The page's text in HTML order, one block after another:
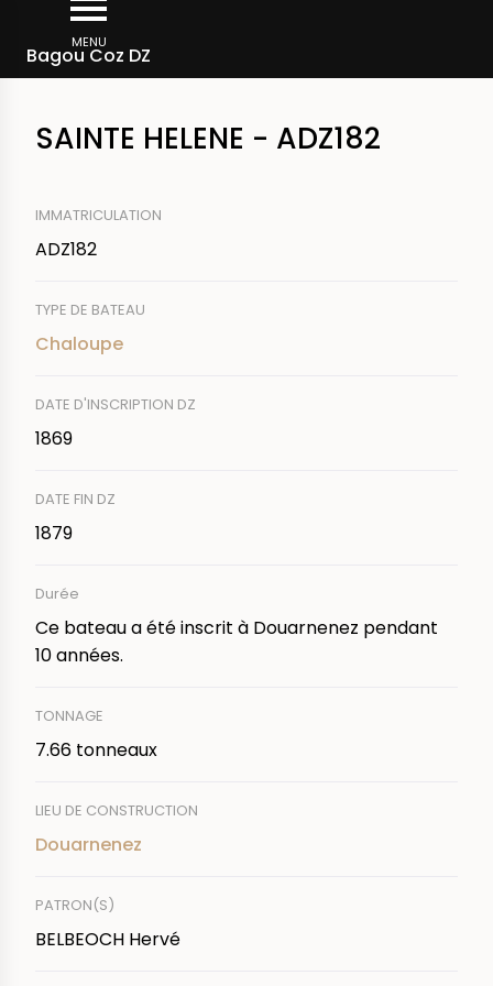
contenu
MENU
Bagou Coz DZ
d'Ariane
Rechercher un bateau
SAINTE HELENE - ADZ182
IMMATRICULATION
ADZ182
TYPE DE BATEAU
Chaloupe
DATE D'INSCRIPTION DZ
1869
DATE FIN DZ
1879
Durée
Ce bateau a été inscrit à Douarnenez pendant
10 années.
TONNAGE
7.66 tonneaux
LIEU DE CONSTRUCTION
Douarnenez
PATRON(S)
BELBEOCH Hervé